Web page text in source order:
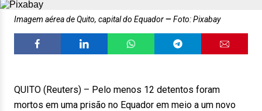
Imagem aérea de Quito, capital do Equador Foto: Pixabay
QUITO (Reuters) – Pelo menos 12 detentos foram
mortos em uma prisão no Equador em meio a um novo